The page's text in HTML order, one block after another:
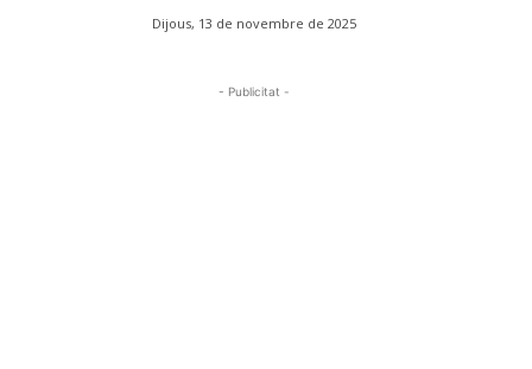
Dijous, 13 de novembre de 2025
- Publicitat -